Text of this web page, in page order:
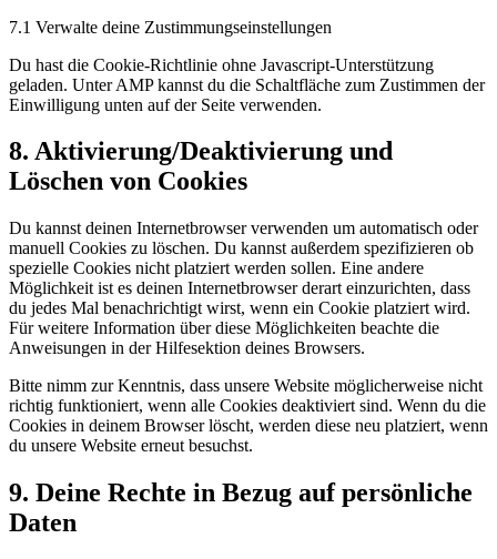
7.1 Verwalte deine Zustimmungseinstellungen
Du hast die Cookie-Richtlinie ohne Javascript-Unterstützung
geladen. Unter AMP kannst du die Schaltfläche zum Zustimmen der
Einwilligung unten auf der Seite verwenden.
8. Aktivierung/Deaktivierung und
Löschen von Cookies
Du kannst deinen Internetbrowser verwenden um automatisch oder
manuell Cookies zu löschen. Du kannst außerdem spezifizieren ob
spezielle Cookies nicht platziert werden sollen. Eine andere
Möglichkeit ist es deinen Internetbrowser derart einzurichten, dass
du jedes Mal benachrichtigt wirst, wenn ein Cookie platziert wird.
Für weitere Information über diese Möglichkeiten beachte die
Anweisungen in der Hilfesektion deines Browsers.
Bitte nimm zur Kenntnis, dass unsere Website möglicherweise nicht
richtig funktioniert, wenn alle Cookies deaktiviert sind. Wenn du die
Cookies in deinem Browser löscht, werden diese neu platziert, wenn
du unsere Website erneut besuchst.
9. Deine Rechte in Bezug auf persönliche
Daten